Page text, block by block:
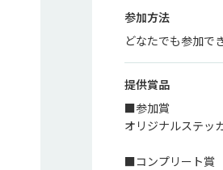
参加方法
どなたでも参加で
提供賞品
■参加賞
オリジナルステッ
■コンプリート賞